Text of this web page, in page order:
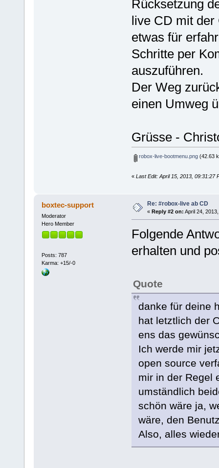
Rücksetzung
live CD mit der
etwas für
Schritte per
auszuführen.
Der Weg
einen Umweg
Grüsse -
robox-live-bootmenu.png(42.63
« Last Edit: April 15, 2013, 09:31:27
boxtec-support
Moderator
Hero Member
Posts: 787
Karma: +15/-0
Re: #robox-live ab CD
« Reply #2 on: April 24,
Folgende
erhalten und
Quote
danke für deine
hat letztlich der
ens das
Ich werde mir
open source
mir in der Regel
umständlich
schön wäre ja,
wäre, den
Also, alles